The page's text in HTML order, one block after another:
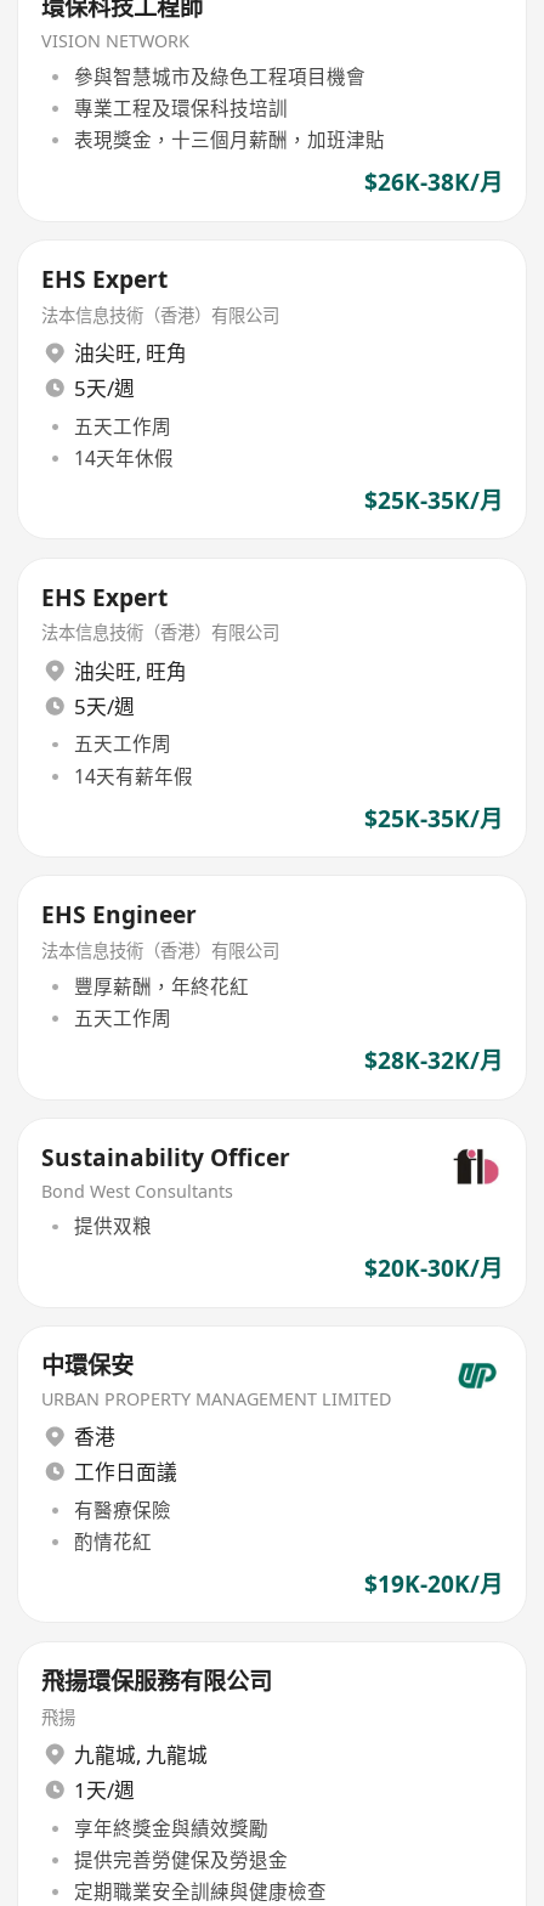
環保科技工程師
VISION NETWORK
參與智慧城市及綠色工程項目機會
專業工程及環保科技培訓
表現獎金，十三個月薪酬，加班津貼
$26K-38K/月
EHS Expert
法本信息技術（香港）有限公司
油尖旺, 旺角
5天/週
五天工作周
14天年休假
$25K-35K/月
EHS Expert
法本信息技術（香港）有限公司
油尖旺, 旺角
5天/週
五天工作周
14天有薪年假
$25K-35K/月
EHS Engineer
法本信息技術（香港）有限公司
豐厚薪酬，年終花紅
五天工作周
$28K-32K/月
Sustainability Officer
Bond West Consultants
提供双粮
$20K-30K/月
中環保安
URBAN PROPERTY MANAGEMENT LIMITED
香港
工作日面議
有醫療保險
酌情花紅
$19K-20K/月
飛揚環保服務有限公司
飛揚
九龍城, 九龍城
1天/週
享年終獎金與績效獎勵
提供完善勞健保及勞退金
定期職業安全訓練與健康檢查